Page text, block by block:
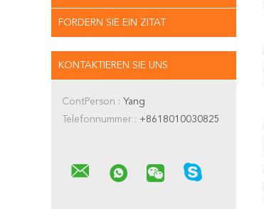
FORDERN SIE EIN ZITAT
KONTAKTIEREN SIE UNS
ContPerson : Yang
Telefonnummer : +8618010030825